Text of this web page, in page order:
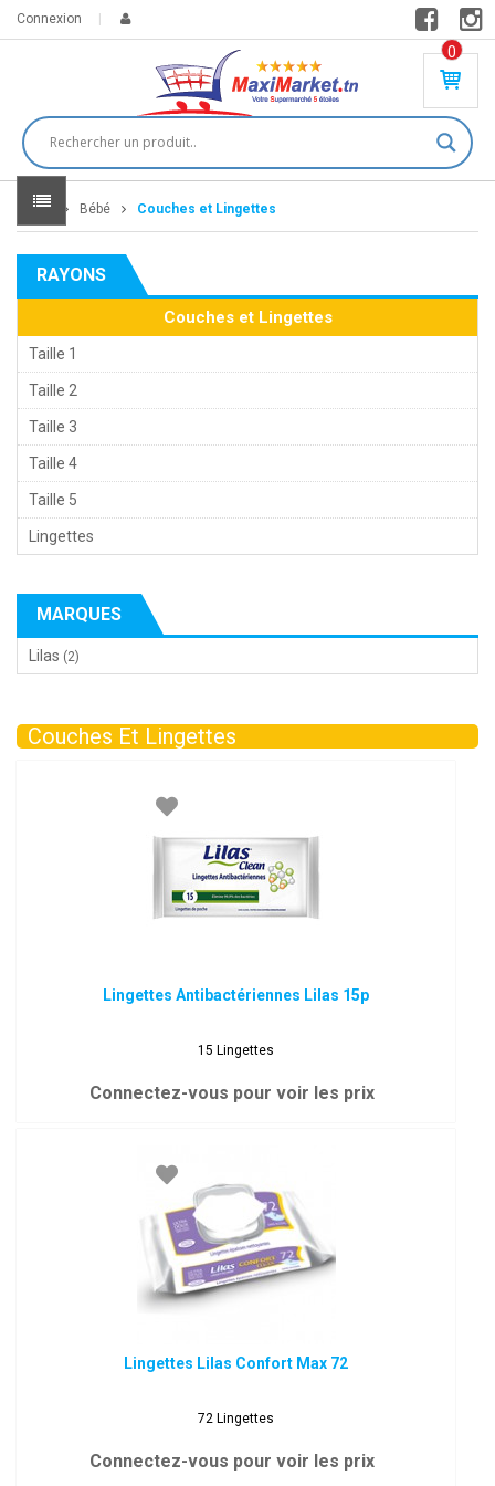
Connexion
0
PR
DU
IT(
S)
DT
Home Bébé Couches et Lingettes
RAYONS
Couches et Lingettes
Taille 1
Taille 2
Taille 3
Taille 4
Taille 5
Lingettes
MARQUES
Lilas (2)
Couches Et Lingettes
Lingettes Antibactériennes Lilas 15p
15 Lingettes
Connectez-vous pour voir les prix
Lingettes Lilas Confort Max 72
72 Lingettes
Connectez-vous pour voir les prix